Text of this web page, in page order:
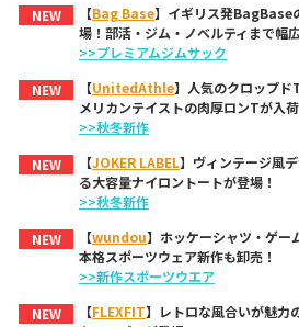
NEW
【Bag Base】イギリス発BagBase
場！部活・ジム・ノベルティまで幅
>>プレミアムジムサック
NEW
【UnitedAthle】人気のクロップ
メリカンテイストの肉厚ロンTが入荷
>>秋冬新作
NEW
【JOKER LABEL】ヴィンテージ風
る大容量ナイロントートが登場！
>>秋冬新作
NEW
【wundou】ホッケーシャツ・ゲー
本格スポーツウェア新作も卸売！
>>新作スポーツウエア
NEW
【FLEXFIT】レトロな風合いが魅力